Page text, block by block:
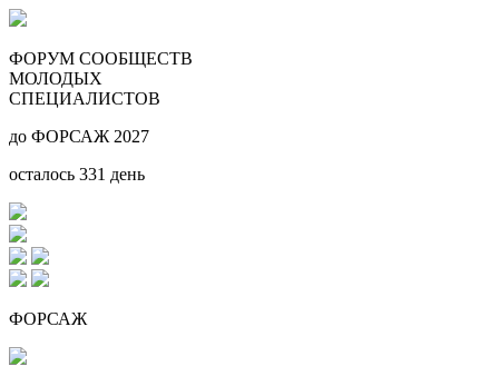
ФОРУМ СООБЩЕСТВ
МОЛОДЫХ
СПЕЦИАЛИСТОВ
до ФОРСАЖ 2027
осталось 331 день
ФОРСАЖ